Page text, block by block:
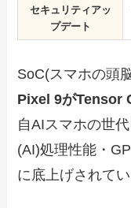
セキュリティアッ
プデート
SoC(スマホの頭
Pixel 9がTensor
自AIスマホの世
(AI)処理性能・
に底上げされてい